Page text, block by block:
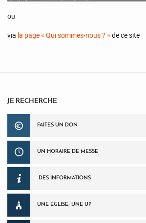
ou
via la page « Qui sommes-nous ? » de ce site
JE RECHERCHE
FAITES UN DON
UN HORAIRE DE MESSE
DES INFORMATIONS
UNE ÉGLISE, UNE UP